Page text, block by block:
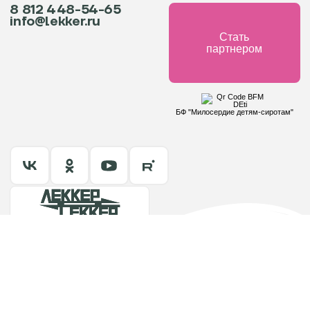
8 812 448-54-65
info@lekker.ru
Стать
партнером
БФ "Милосердие детям-сиротам"